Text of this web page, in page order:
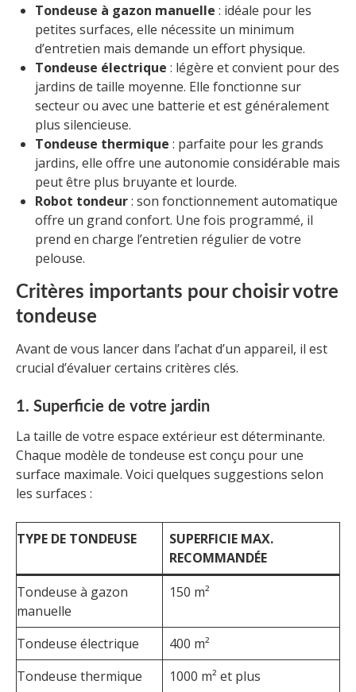
Tondeuse à gazon manuelle : idéale pour les
petites surfaces, elle nécessite un minimum
d’entretien mais demande un effort physique.
Tondeuse électrique : légère et convient pour des
jardins de taille moyenne. Elle fonctionne sur
secteur ou avec une batterie et est généralement
plus silencieuse.
Tondeuse thermique : parfaite pour les grands
jardins, elle offre une autonomie considérable mais
peut être plus bruyante et lourde.
Robot tondeur: son fonctionnement automatique
offre un grand confort. Une fois programmé, il
prend en charge l’entretien régulier de votre
pelouse.
Critères importants pour choisir votre
tondeuse
Avant de vous lancer dans l’achat d’un appareil, il est
crucial d’évaluer certains critères clés.
1. Superficie de votre jardin
La taille de votre espace extérieur est déterminante.
Chaque modèle de tondeuse est conçu pour une
surface maximale. Voici quelques suggestions selon
les surfaces :
TYPE DE TONDEUSE
SUPERFICIE MAX.
RECOMMANDÉE
Tondeuse à gazon
manuelle
150 m²
Tondeuse électrique
400 m²
Tondeuse thermique
1000 m² et plus